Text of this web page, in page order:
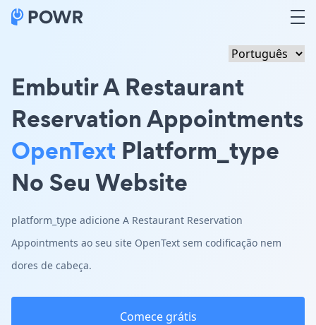
Embutir A Restaurant
Reservation Appointments
OpenText Platform_type
No Seu Website
platform_type adicione A Restaurant Reservation
Appointments ao seu site OpenText sem codificação nem
dores de cabeça.
Comece grátis